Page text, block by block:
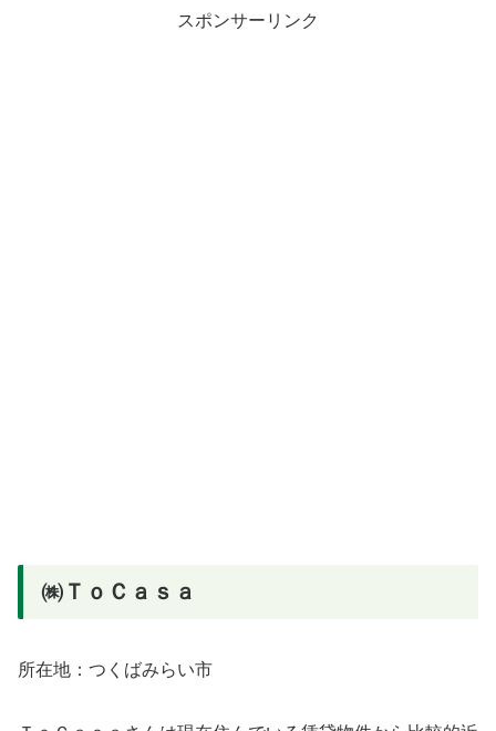
スポンサーリンク
㈱ＴｏＣａｓａ
所在地：つくばみらい市